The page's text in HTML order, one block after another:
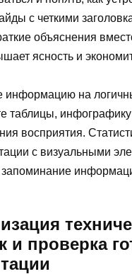
с четкими
объяснения
ясность и
информацию на
таблицы, инфографику
восприятия.
с визуальными
и проверка